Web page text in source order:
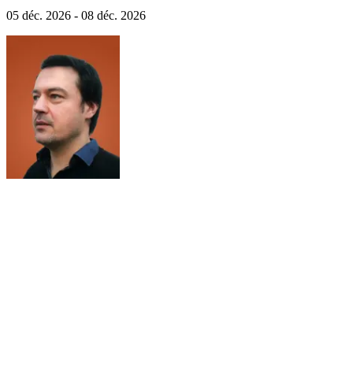
décembre 2026), chaque année renouvelée en lien avec l'histoire du
site.
05 déc. 2026 - 08 déc. 2026